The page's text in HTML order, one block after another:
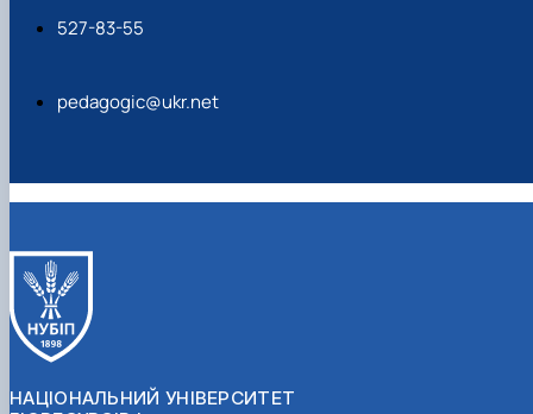
527-83-55
pedagogic@ukr.net
НАЦІОНАЛЬНИЙ УНІВЕРСИТЕТ